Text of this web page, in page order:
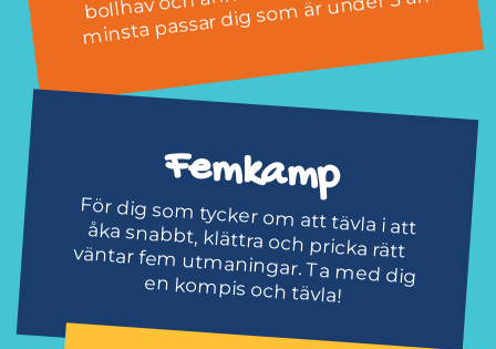
m är under 3 år.
Femkamp
För dig som tycker om att tävla i att åka snabbt, klättra och pricka rätt väntar fem utmaningar. Ta med dig
en kompis och tävla!